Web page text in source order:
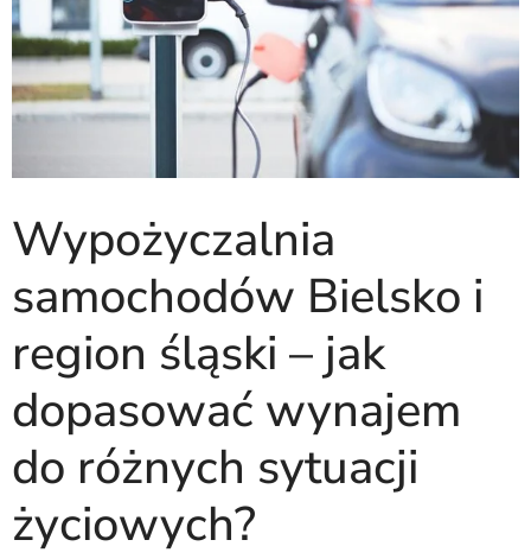
Wypożyczalnia
samochodów Bielsko i
region śląski – jak
dopasować wynajem
do różnych sytuacji
życiowych?